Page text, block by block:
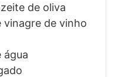
de oliva
vinagre de vinho
água